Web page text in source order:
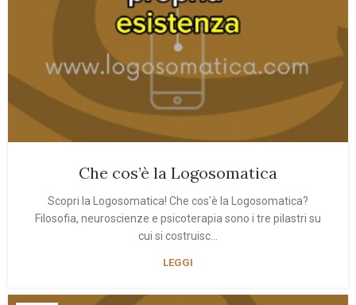
Che cos’è la Logosomatica
Scopri la Logosomatica! Che cos'è la Logosomatica?
Filosofia, neuroscienze e psicoterapia sono i tre pilastri su
cui si costruisc...
LEGGI